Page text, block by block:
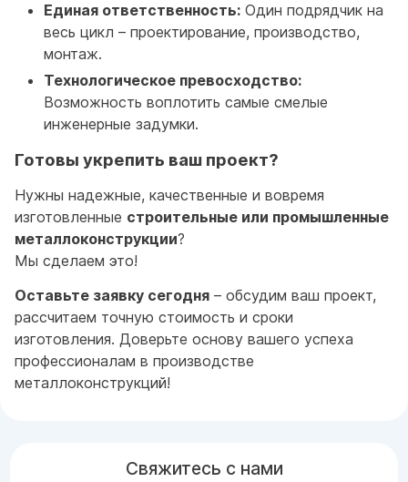
Единая ответственность: Один подрядчик на
весь цикл – проектирование, производство,
монтаж.
Технологическое превосходство:
Возможность воплотить самые смелые
инженерные задумки.
Готовы укрепить ваш проект?
Нужны надежные, качественные и вовремя
изготовленные строительные или промышленные
металлоконструкции?
Мы сделаем это!
Оставьте заявку сегодня – обсудим ваш проект,
рассчитаем точную стоимость и сроки
изготовления. Доверьте основу вашего успеха
профессионалам в производстве
металлоконструкций!
Свяжитесь с нами